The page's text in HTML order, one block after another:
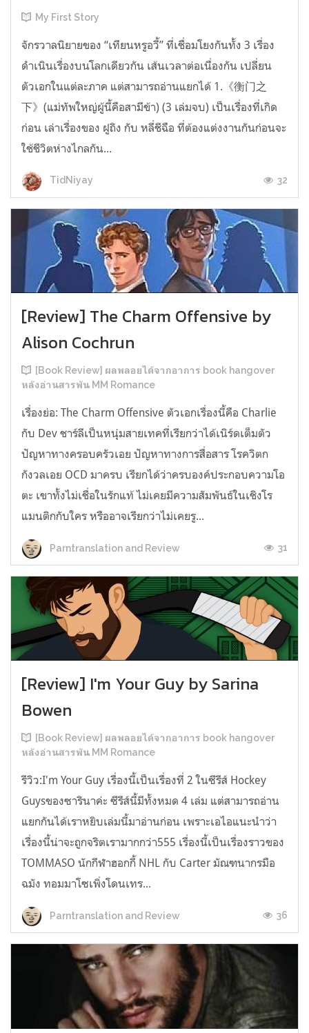
My First Story
จักรวาลนิยายของ “เทียนหรูอวี้” ที่เชื่อมโยงกันทั้ง 3 เรื่อง
ดำเนินเรื่องบนโลกเดียวกัน เส้นเวลาต่อเนื่องกัน เปลี่ยน
ตัวเอกในแต่ละภาค แต่สามารถอ่านแยกได้ 1.《衡门之
下》(แม่ทัพใหญ่ผู้นี้คือสามีข้า) (3 เล่มจบ) เป็นเรื่องที่เกิด
ก่อน เล่าเรื่องของ ฝูถิง กับ หลี่ชีฉือ ที่ต้องแต่งงานกันก่อนจะ
ใช้ชีวิตห่างไกลกัน...
TidNiyay 32
[Review] The Charm Offensive by
Alison Cochrun
[Book Review] ผลพลอยได้จากอาการ book hangover
หลังอ่านสารพัน MM Romance
เรื่องย่อ: The Charm Offensive ตัวเอกเรื่องนี้คือ Charlie
กับ Dev ชาร์ลีเป็นหนุ่มสายเทคที่เรียกว่าได้เนิร์ดเต็มตัว
ปัญหาทางครอบครัวเอย ปัญหาทางการสื่อสาร โรควิตก
กังวลเอย OCD มาครบ เรียกได้ว่าครบองค์ประกอบความโอ
ตะ เขาทั้งไม่เชื่อในรักแท้ ไม่เคยมีความสัมพันธ์ในเชิงโร
แมนติกกับใคร หรืออาจเรียกว่าไม่เคยรู...
Parntranslation and Review 31
[Review] I'm Your Guy by Sarina
Bowen
[Book Review] ผลพลอยได้จากอาการ book hangover
หลังอ่านสารพัน MM Romance
รีวิว:I'm Your Guy เรื่องนี้เป็นเรื่องที่ 2 ในซีรีส์ Hockey
Guysของซารินาค่ะ ซีรีส์นี้มีทั้งหมด 4 เล่ม แต่สามารถอ่าน
แยกกันได้เราหยิบเล่มนี้มาอ่านก่อน เพราะเอไอแนะนำว่า
เรื่องนี้น่าจะถูกจริตเรามากกว่า555 เรื่องนี้เป็นเรื่องราวของ
TOMMASO นักกีฬาฮอกกี้ NHL กับ Carter มัณฑนากรมือ
ฉมัง ทอมมาโซเพิ่งโดนเทร...
Parntranslation and Review 36